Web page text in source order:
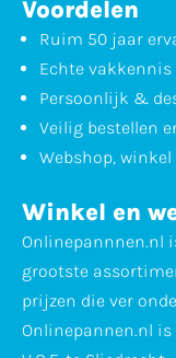
Voordelen
Ruim 50 jaar
Echte vakkennis
Persoonlijk &
Veilig bestellen
Webshop,
Winkel en
Onlinepannnen.nl
grootste
prijzen die ver
Onlinepannen.nl is